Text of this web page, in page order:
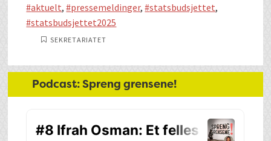
aktuelt, pressemeldinger, statsbudsjettet,
statsbudsjettet2025
SEKRETARIATET
Hoved
Podcast: Spreng grensene!